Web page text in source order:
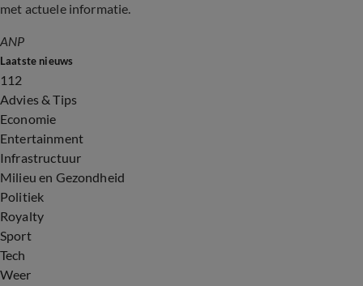
met actuele informatie.
ANP
Laatste nieuws
112
Advies & Tips
Economie
Entertainment
Infrastructuur
Milieu en Gezondheid
Politiek
Royalty
Sport
Tech
Weer